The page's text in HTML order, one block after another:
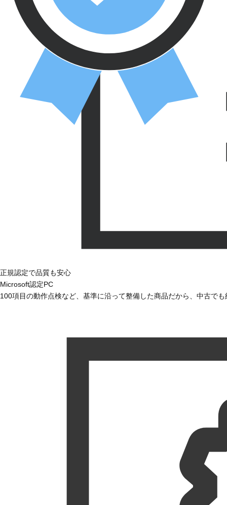
正規認定で品質も安心
Microsoft認定PC
100項目の動作点検など、基準に沿って整備した商品だから、中古で